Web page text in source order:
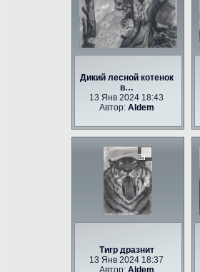
Дикий лесной котенок
в…
13 Янв 2024 18:43
Автор: Aldem
Тигр дразнит
13 Янв 2024 18:37
Автор: Aldem